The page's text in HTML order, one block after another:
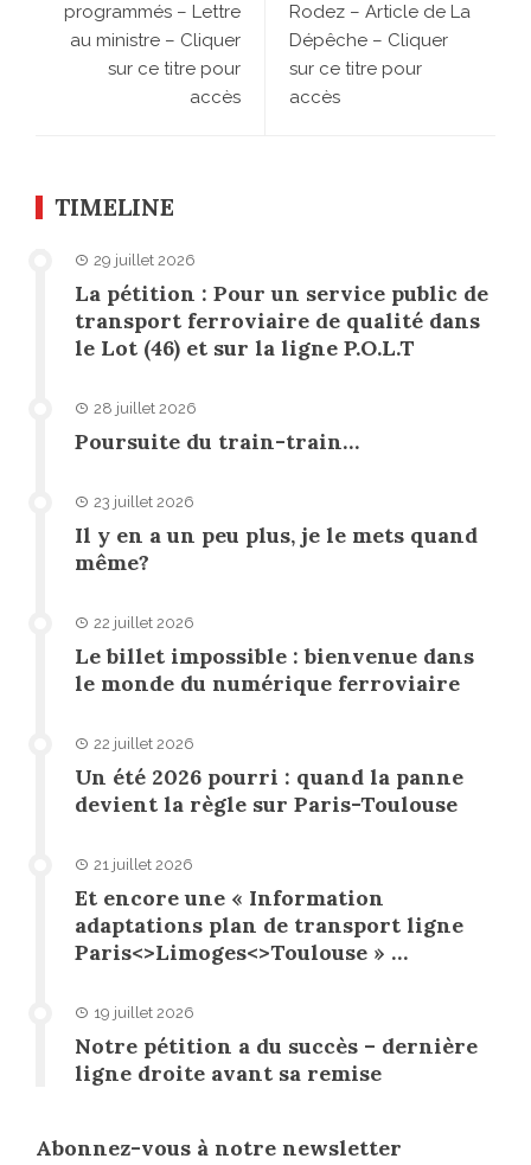
programmés – Lettre
au ministre – Cliquer
sur ce titre pour
accès
Rodez – Article de La
Dépêche – Cliquer
sur ce titre pour
accès
TIMELINE
29 juillet 2026
La pétition : Pour un service public de
transport ferroviaire de qualité dans
le Lot (46) et sur la ligne P.O.L.T
28 juillet 2026
Poursuite du train-train…
23 juillet 2026
Il y en a un peu plus, je le mets quand
même?
22 juillet 2026
Le billet impossible : bienvenue dans
le monde du numérique ferroviaire
22 juillet 2026
Un été 2026 pourri : quand la panne
devient la règle sur Paris-Toulouse
21 juillet 2026
Et encore une « Information
adaptations plan de transport ligne
Paris<>Limoges<>Toulouse » …
19 juillet 2026
Notre pétition a du succès – dernière
ligne droite avant sa remise
Abonnez-vous à notre newsletter